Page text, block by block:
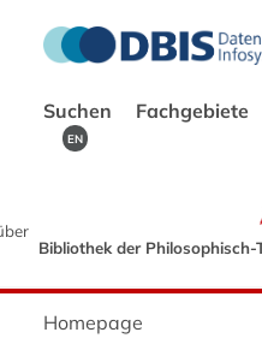
Suchen Fachgebiete
EN
Bibliothek der
Homepage